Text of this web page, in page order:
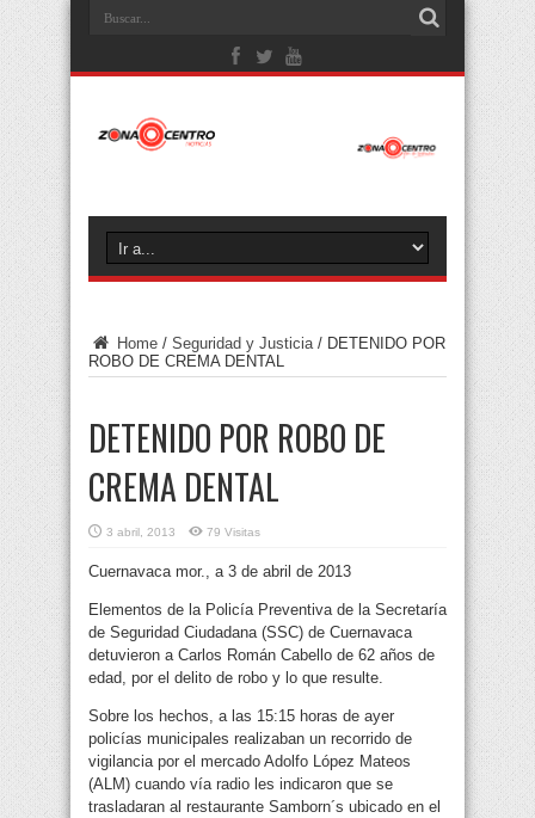
Home / Seguridad y Justicia / DETENIDO POR
ROBO DE CREMA DENTAL
DETENIDO POR ROBO DE
CREMA DENTAL
3 abril, 2013 79 Visitas
Cuernavaca mor., a 3 de abril de 2013
Elementos de la Policía Preventiva de la Secretaría
de Seguridad Ciudadana (SSC) de Cuernavaca
detuvieron a Carlos Román Cabello de 62 años de
edad, por el delito de robo y lo que resulte.
Sobre los hechos, a las 15:15 horas de ayer
policías municipales realizaban un recorrido de
vigilancia por el mercado Adolfo López Mateos
(ALM) cuando vía radio les indicaron que se
trasladaran al restaurante Samborn´s ubicado en el